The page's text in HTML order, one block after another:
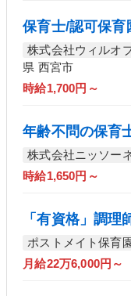
保育士/認可保育
株式会社ウィルオ
県 西宮市
時給1,700円～
年齢不問の保育
株式会社ニッソー
時給1,650円～
「有資格」調
ポストメイト保育
月給22万6,000円～